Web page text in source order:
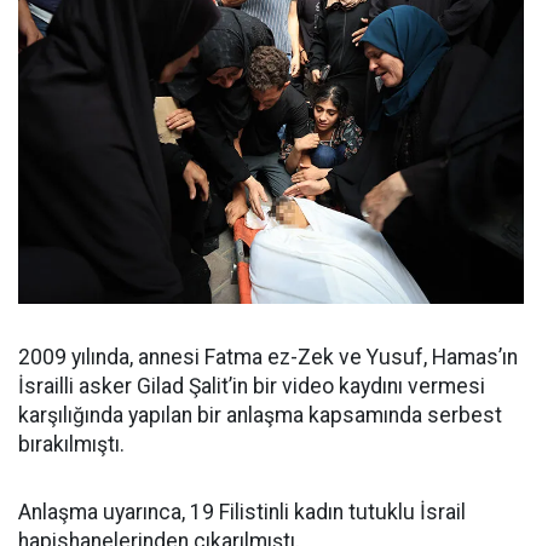
2009 yılında, annesi Fatma ez-Zek ve Yusuf, Hamas’ın
İsrailli asker Gilad Şalit’in bir video kaydını vermesi
karşılığında yapılan bir anlaşma kapsamında serbest
bırakılmıştı.
Anlaşma uyarınca, 19 Filistinli kadın tutuklu İsrail
hapishanelerinden çıkarılmıştı.